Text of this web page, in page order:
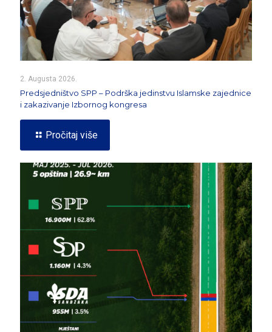
2. Augusta 2026.
Predsjedništvo SPP – Podrška jedinstvu Islamske zajednice
i zakazivanje Izbornog kongresa
Pročitaj više